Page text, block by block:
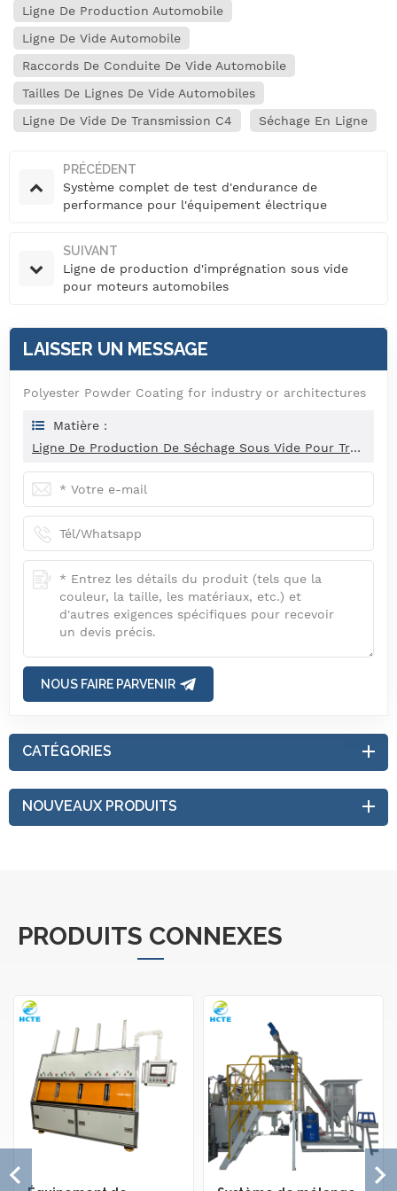
Ligne De Production Automobile
Ligne De Vide Automobile
Raccords De Conduite De Vide Automobile
Tailles De Lignes De Vide Automobiles
Ligne De Vide De Transmission C4
Séchage En Ligne
PRÉCÉDENT
Système complet de test d'endurance de
performance pour l'équipement électrique
SUIVANT
Ligne de production d'imprégnation sous vide
pour moteurs automobiles
LAISSER UN MESSAGE
Polyester Powder Coating for industry or architectures
Matière :
Ligne De Production De Séchage Sous Vide Pour Transmission Automobile
NOUS FAIRE PARVENIR
CATÉGORIES
NOUVEAUX PRODUITS
PRODUITS CONNEXES